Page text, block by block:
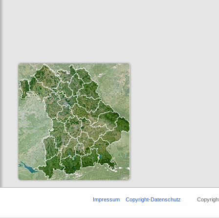
Impressum Copyright-Datenschutz Copyright